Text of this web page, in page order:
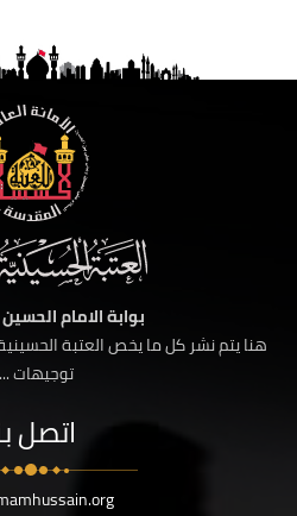
بوابة الامام
هنا يتم نشر كل ما يخص العتبة
توجيهات
اتصل